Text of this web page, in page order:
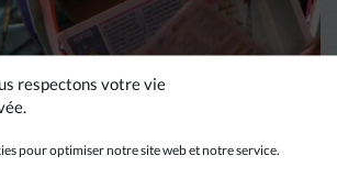
respectons votre vie
pour optimiser notre site web et notre service.